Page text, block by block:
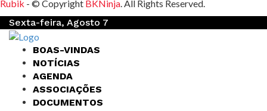
Rubik - © Copyright BKNinja. All Rights Reserved.
Sexta-feira, Agosto 7
BOAS-VINDAS
NOTÍCIAS
AGENDA
ASSOCIAÇÕES
DOCUMENTOS